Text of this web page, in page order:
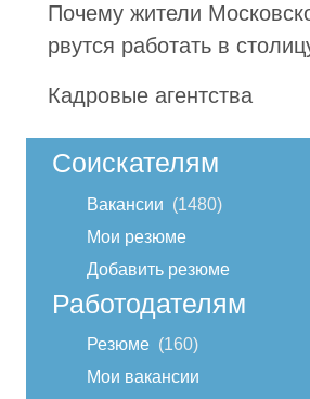
Почему жители
рвутся работать в
Кадровые агентства
Соискателям
Вакансии
1480
Мои резюме
Добавить резюме
Работодателям
Резюме
160
Мои вакансии